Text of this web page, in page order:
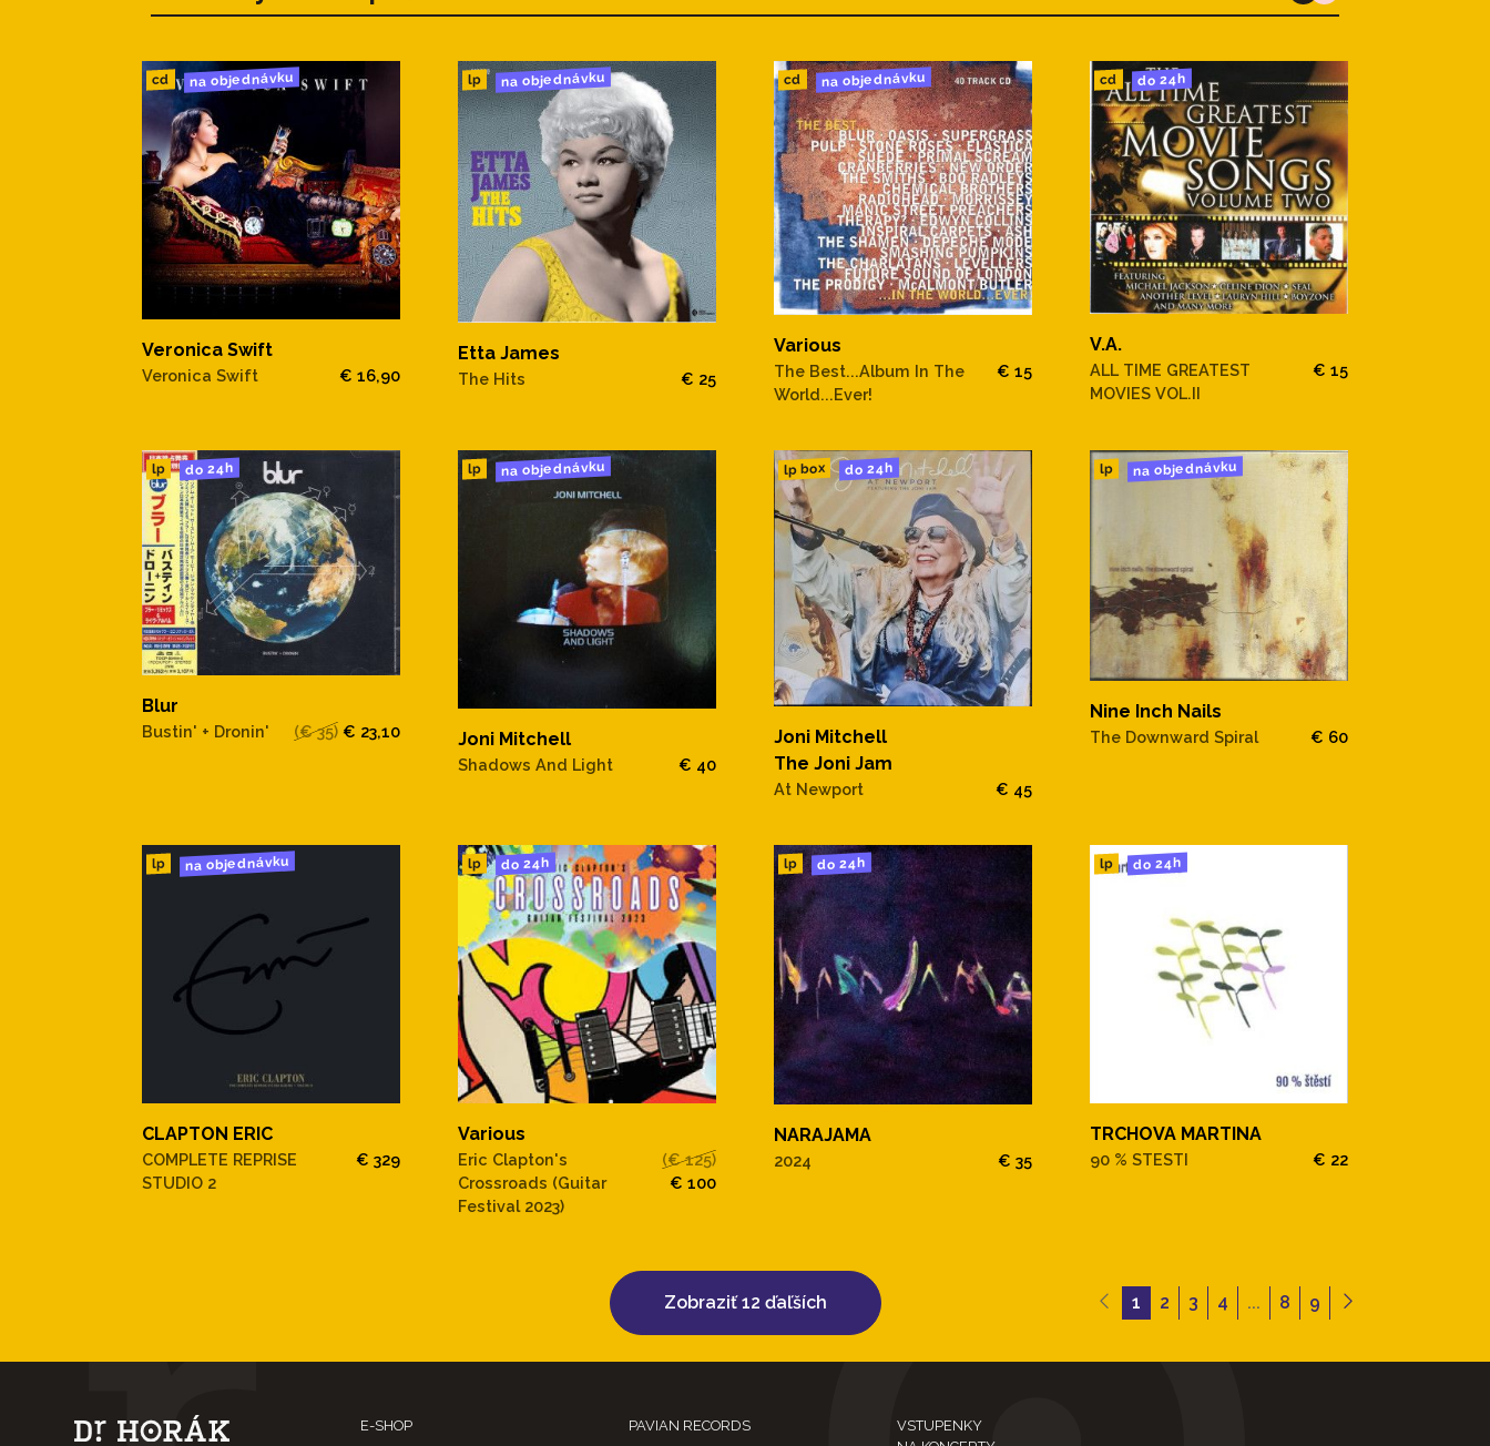
cd na objednávku
Veronica Swift
Veronica Swift € 16,90
lp na objednávku
Etta James
The Hits € 25
cd na objednávku
Various
The Best...Album In The
World...Ever!
€ 15
cd do 24h
V.A.
ALL TIME GREATEST
MOVIES VOL.II
€ 15
lp do 24h
Blur
Bustin' + Dronin' (€ 35) € 23,10
lp na objednávku
Joni Mitchell
Shadows And Light € 40
lp box do 24h
Joni Mitchell
The Joni Jam
At Newport € 45
lp na objednávku
Nine Inch Nails
The Downward Spiral € 60
lp na objednávku
CLAPTON ERIC
COMPLETE REPRISE
STUDIO 2
€ 329
lp do 24h
Various
Eric Clapton's
Crossroads (Guitar
Festival 2023)
(€ 125)
€ 100
lp do 24h
NARAJAMA
2024 € 35
lp do 24h
TRCHOVA MARTINA
90 % STESTI € 22
Zobraziť 12 ďaľších 1 2 3 4 ... 8 9
E-SHOP PAVIAN RECORDS
VSTUPENKY